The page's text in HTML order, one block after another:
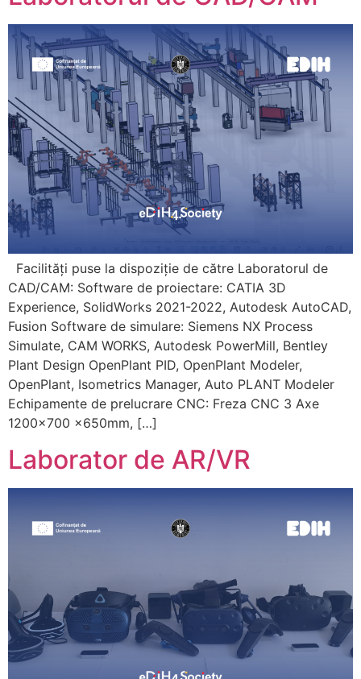
Facilități puse la dispoziție de către Laboratorul de
CAD/CAM: Software de proiectare: CATIA 3D
Experience, SolidWorks 2021-2022, Autodesk AutoCAD,
Fusion Software de simulare: Siemens NX Process
Simulate, CAM WORKS, Autodesk PowerMill, Bentley
Plant Design OpenPlant PID, OpenPlant Modeler,
OpenPlant, Isometrics Manager, Auto PLANT Modeler
Echipamente de prelucrare CNC: Freza CNC 3 Axe
1200×700 x650mm, […]
Laborator de AR/VR